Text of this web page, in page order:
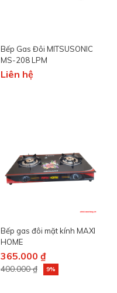
Bếp Gas Đôi MITSUSONIC
MS-208 LPM
Liên hệ
Bếp gas đôi mặt kính MAXI
HOME
365.000 ₫
400.000 ₫ 9%